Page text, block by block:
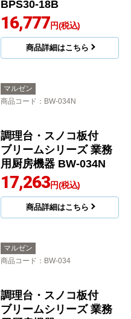
マルゼン
商品コード：BPS30-18B
パイプ棚 ブリームシ
リーズ 業務用厨房機器
BPS30-18B
16,777円(税込)
商品詳細はこちら
マルゼン
商品コード：BW-034N
調理台・スノコ板付
ブリームシリーズ 業務
用厨房機器 BW-034N
17,263円(税込)
商品詳細はこちら